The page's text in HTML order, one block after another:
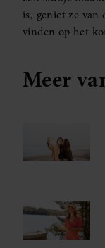
is, geniet ze van
vinden op het
Meer